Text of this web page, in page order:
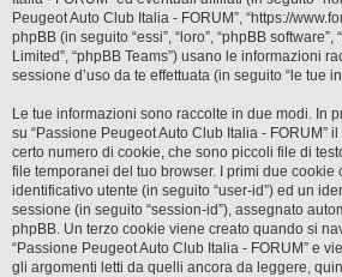
Peugeot Auto Club Italia - FORUM”, “https://
phpBB (in seguito “essi”, “loro”, “phpBB software”,
Limited”, “phpBB Teams”) usano le informazioni
sessione d’uso da te effettuata (in seguito “le tue
Le tue informazioni sono raccolte in due modi. In
su “Passione Peugeot Auto Club Italia - FORUM”
certo numero di cookie, che sono piccoli file di
file temporanei del tuo browser. I primi due cookie
identificativo utente (in seguito “user-id”) ed un
sessione (in seguito “session-id”), assegnato
phpBB. Un terzo cookie viene creato quando si
“Passione Peugeot Auto Club Italia - FORUM” e
gli argomenti letti da quelli ancora da leggere,